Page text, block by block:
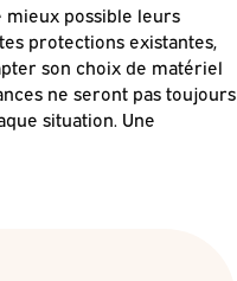
possible leurs
protections existantes,
son choix de matériel
ne seront pas toujours
situation. Une